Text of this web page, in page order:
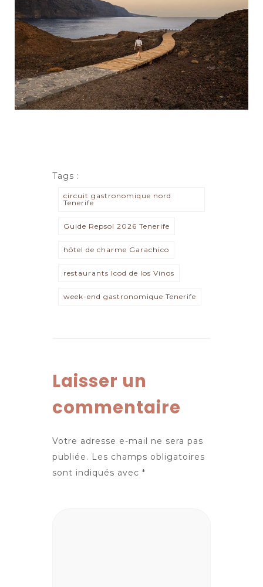
Tags :
circuit gastronomique nord
Tenerife
Guide Repsol 2026 Tenerife
hôtel de charme Garachico
restaurants Icod de los Vinos
week-end gastronomique Tenerife
Laisser un
commentaire
Votre adresse e-mail ne sera pas
publiée. Les champs obligatoires
sont indiqués avec *